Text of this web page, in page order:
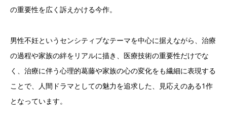
の重要性を広く訴えかける今作。
男性不妊というセンシティブなテーマを中心に据えながら、治療
の過程や家族の絆をリアルに描き、医療技術の重要性だけでな
く、治療に伴う心理的葛藤や家族の心の変化をも繊細に表現する
ことで、人間ドラマとしての魅力を追求した、見応えのある1作
となっています。